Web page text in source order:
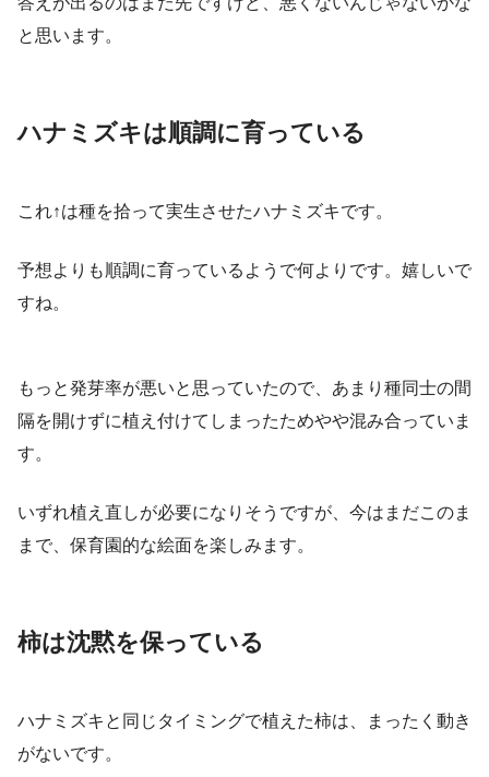
と思います。
ハナミズキは順調に育っている
これ↑は種を拾って実生させたハナミズキです。
予想よりも順調に育っているようで何よりです。嬉しいで
すね。
もっと発芽率が悪いと思っていたので、あまり種同士の間
隔を開けずに植え付けてしまったためやや混み合っていま
す。
いずれ植え直しが必要になりそうですが、今はまだこのま
まで、保育園的な絵面を楽しみます。
柿は沈黙を保っている
ハナミズキと同じタイミングで植えた柿は、まったく動き
がないです。